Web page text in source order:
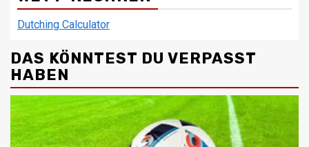
Dutching Calculator
DAS KÖNNTEST DU VERPASST
HABEN